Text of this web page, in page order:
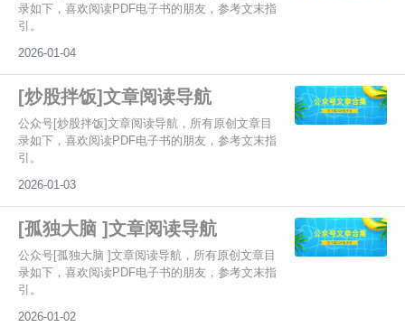
录如下，喜欢阅读PDF电子书的朋友，参考文末指
引。
2026-01-04
[炒股拌饭]文章阅读导航
公众号[炒股拌饭]文章阅读导航，所有原创文章目
录如下，喜欢阅读PDF电子书的朋友，参考文末指
引。
2026-01-03
[孤独大脑 ]文章阅读导航
公众号[孤独大脑 ]文章阅读导航，所有原创文章目
录如下，喜欢阅读PDF电子书的朋友，参考文末指
引。
2026-01-02